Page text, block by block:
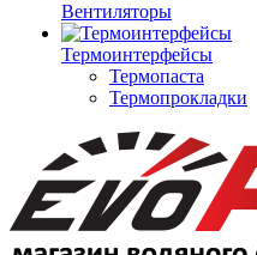
Вентиляторы
Термоинтерфейсы
Термопаста
Термопрокладки